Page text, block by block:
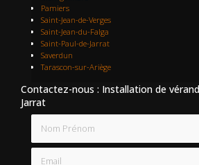
Pamiers
Saint-Jean-de-Verges
Saint-Jean-du-Falga
Saint-Paul-de-Jarrat
Saverdun
Tarascon-sur-Ariège
Contactez-nous : Installation de
Jarrat
Email